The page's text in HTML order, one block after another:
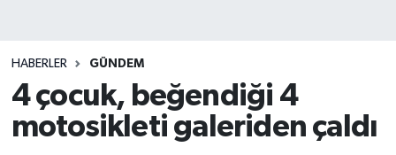
HABERLER GÜNDEM
4 çocuk, beğendiği 4
motosikleti galeriden çaldı
Süper Lig Puan Durumu ve Fikstür
Tüm Manşetler